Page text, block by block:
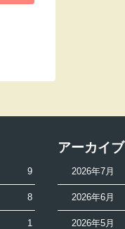
9
8
1
アーカイブ
2026年7月
2026年6月
2026年5月